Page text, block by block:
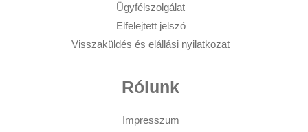
Ügyfélszolgálat
Elfelejtett jelszó
Visszaküldés és elállási nyilatkozat
Rólunk
Impresszum